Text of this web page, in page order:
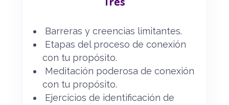
Barreras y creencias limitantes.
Etapas del proceso de conexión
con tu propósito.
Meditación poderosa de conexión
con tu propósito.
Ejercicios de identificación de